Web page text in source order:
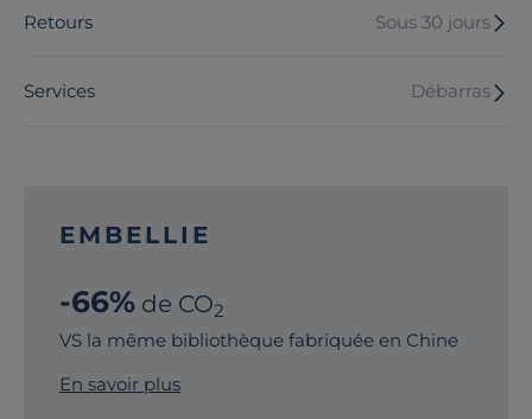
Retours Sous 30 jours
Services Débarras
EMBELLIE
-66% de CO2
VS la même bibliothèque fabriquée en Chine
En savoir plus